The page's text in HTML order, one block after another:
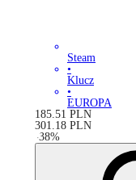
Steam
•
Klucz
•
EUROPA
185.51 PLN
301.18 PLN
-38%